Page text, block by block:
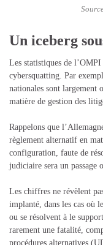
Un iceberg
Les statistiques de
cybersquatting. Par
nationales sont largement
matière de gestion des
Rappelons que
règlement alternatif en
configuration, faute de
judiciaire sera un passage
Les chiffres ne révèlent
implanté, dans les cas où
ou se résolvent à le
rarement une fatalité,
procédures alternatives